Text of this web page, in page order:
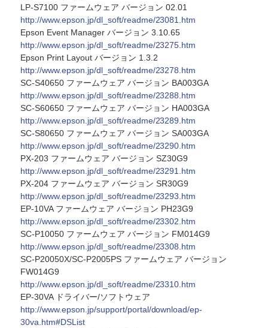
LP-S7100 ファームウェア バージョン 02.01
http://www.epson.jp/dl_soft/readme/23081.htm
Epson Event Manager バージョン 3.10.65
http://www.epson.jp/dl_soft/readme/23275.htm
Epson Print Layout バージョン 1.3.2
http://www.epson.jp/dl_soft/readme/23278.htm
SC-S40650 ファームウェア バージョン BA003GA
http://www.epson.jp/dl_soft/readme/23288.htm
SC-S60650 ファームウェア バージョン HA003GA
http://www.epson.jp/dl_soft/readme/23289.htm
SC-S80650 ファームウェア バージョン SA003GA
http://www.epson.jp/dl_soft/readme/23290.htm
PX-203 ファームウェア バージョン SZ30G9
http://www.epson.jp/dl_soft/readme/23291.htm
PX-204 ファームウェア バージョン SR30G9
http://www.epson.jp/dl_soft/readme/23293.htm
EP-10VA ファームウェア バージョン PH23G9
http://www.epson.jp/dl_soft/readme/23302.htm
SC-P10050 ファームウェア バージョン FM014G9
http://www.epson.jp/dl_soft/readme/23308.htm
SC-P20050X/SC-P2005PS ファームウェア バージョン
FW014G9
http://www.epson.jp/dl_soft/readme/23310.htm
EP-30VA ドライバー/ソフトウェア
http://www.epson.jp/support/portal/download/ep-
30va.htm#DSList